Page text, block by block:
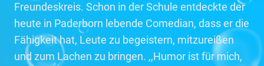
Freundeskreis. Schon in der Schule entdeckte der
heute in Paderborn lebende Comedian, dass er die
Fähigkeit hat, Leute zu begeistern, mitzureißen
und zum Lachen zu bringen. ,,Humor ist für mich,